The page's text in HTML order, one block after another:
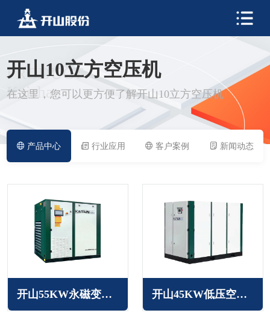
PRODUCT
Kaishan
开山10立方空压机
在这里，您可以更方便了解开山10立方空压机
产品中心 行业应用 客户案例 新闻动态
开山55KW永磁变频空压机 开山45KW低压空压机JN系列